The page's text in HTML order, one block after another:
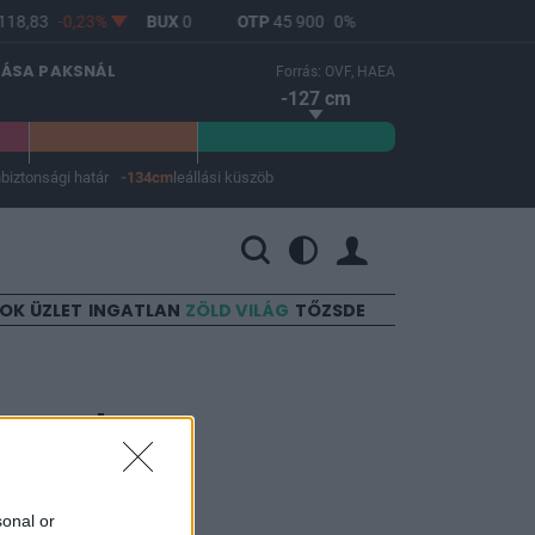
or
-0,23% BUX0 OTP45 900 0%
PAKSNÁL Forrás: OVF, HAEA
-127 cm
biztonsági határ -134cm leállási küszöb
ÜZLET INGATLAN ZÖLD VILÁG TŐZSDE
a